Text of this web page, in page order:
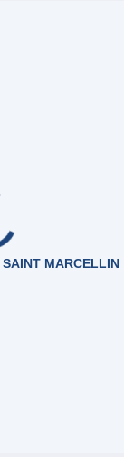
MARCELLIN